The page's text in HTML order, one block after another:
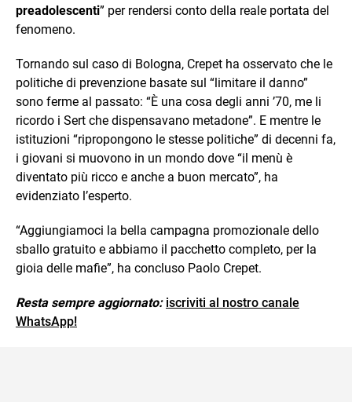
preadolescenti” per rendersi conto della reale portata del
fenomeno.
Tornando sul caso di Bologna, Crepet ha osservato che le
politiche di prevenzione basate sul “limitare il danno”
sono ferme al passato: “È una cosa degli anni ’70, me li
ricordo i Sert che dispensavano metadone”. E mentre le
istituzioni “ripropongono le stesse politiche” di decenni fa,
i giovani si muovono in un mondo dove “il menù è
diventato più ricco e anche a buon mercato”, ha
evidenziato l’esperto.
“Aggiungiamoci la bella campagna promozionale dello
sballo gratuito e abbiamo il pacchetto completo, per la
gioia delle mafie”, ha concluso Paolo Crepet.
Resta sempre aggiornato: iscriviti al nostro canale
WhatsApp!